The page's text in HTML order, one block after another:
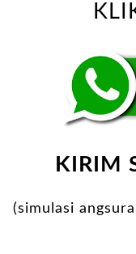
KIRIM
(simulasi